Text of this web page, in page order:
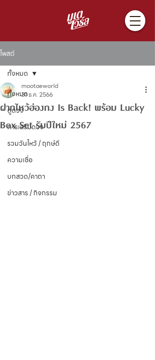
โพสต์
ทั้งหมด
ดูดวง
การเสริมดวง
รวมวันไหว้ / ฤกษ์ดี
ความเชื่อ
บทสวด/คาถา
ข่าวสาร / กิจกรรม
ทั้งหมด
ฝากไหว้ฮ่องกง Is Back! พร้อม Lucky
Box Set รับปีใหม่ 2567
mootaeworld
31 ธ.ค. 2566